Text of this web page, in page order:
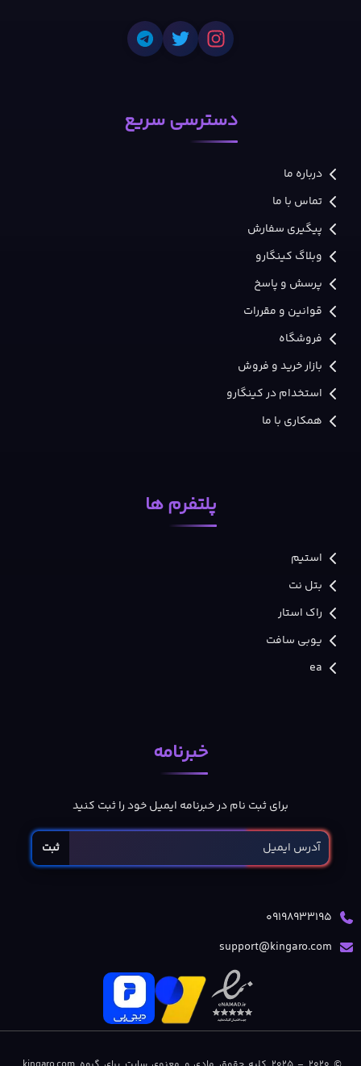
دسترسی سریع
درباره ما
تماس با ما
پیگیری سفارش
وبلاگ کینگارو
پرسش و پاسخ
قوانین و مقررات
فروشگاه
بازار خرید و فروش
استخدام در کینگارو
همکاری با ما
پلتفرم ها
استیم
بتل نت
راک استار
یوبی سافت
ea
خبرنامه
برای ثبت نام در خبرنامه ایمیل خود را ثبت کنید
ثبت
09198933195
support@kingaro.com